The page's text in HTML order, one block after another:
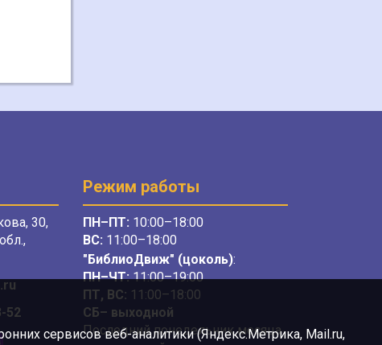
30,
52
Режим работы
ПН–ПТ: 10:00–18:00
ВС: 11:00–18:00
"БиблиоДвиж" (цоколь):
ПН–ЧТ:11:00–19:00
ПТ, ВС: 11:00–18:00
СБ– выходной
Последний понедельник месяца
сервисов веб-аналитики (Яндекс.Метрика, Mail.ru,